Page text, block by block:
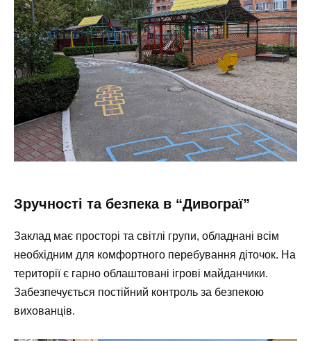
Зручності та безпека в “Дивограї”
Заклад має просторі та світлі групи, обладнані всім
необхідним для комфортного перебування діточок. На
території є гарно облаштовані ігрові майданчики.
Забезпечується постійний контроль за безпекою
вихованців.